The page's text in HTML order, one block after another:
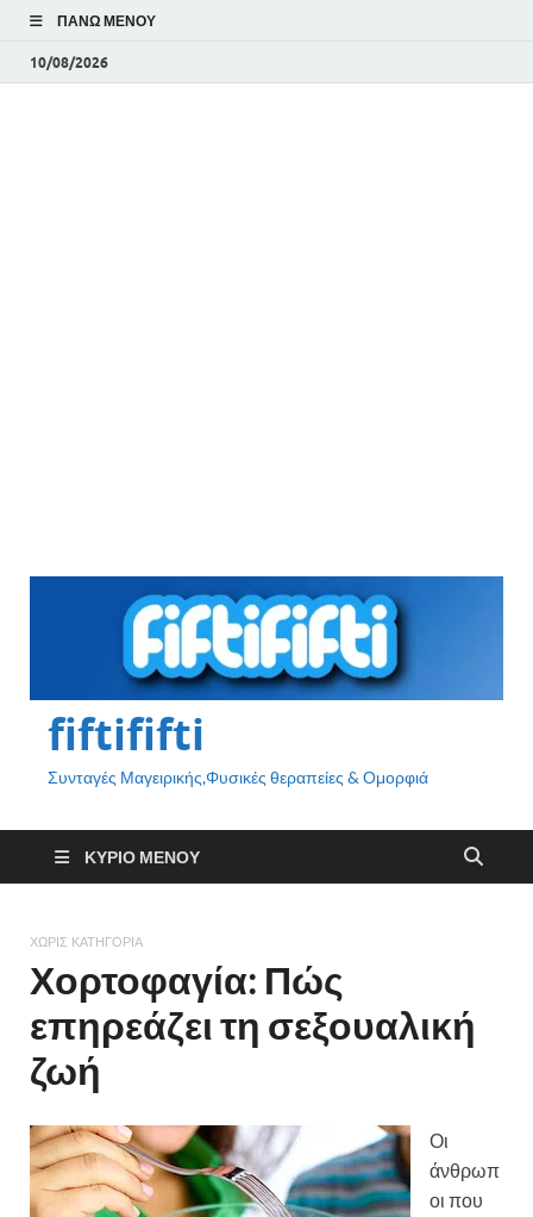
ΠΆΝΩ ΜΕΝΟΎ
10/08/2026
fiftififti
Συνταγές Μαγειρικής,Φυσικές θεραπείες & Ομορφιά
ΚΎΡΙΟ ΜΕΝΟΎ
ΧΩΡΊΣ ΚΑΤΗΓΟΡΊΑ
Χορτοφαγία: Πώς
επηρεάζει τη σεξουαλική
ζωή
Οι
άνθρωπ
οι που